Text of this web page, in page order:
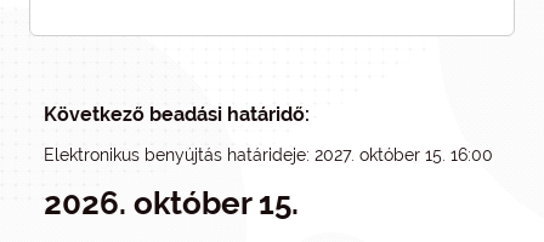
Következő beadási határidő:
Elektronikus benyújtás határideje: 2027. október 15. 16:00
2026. október 15.